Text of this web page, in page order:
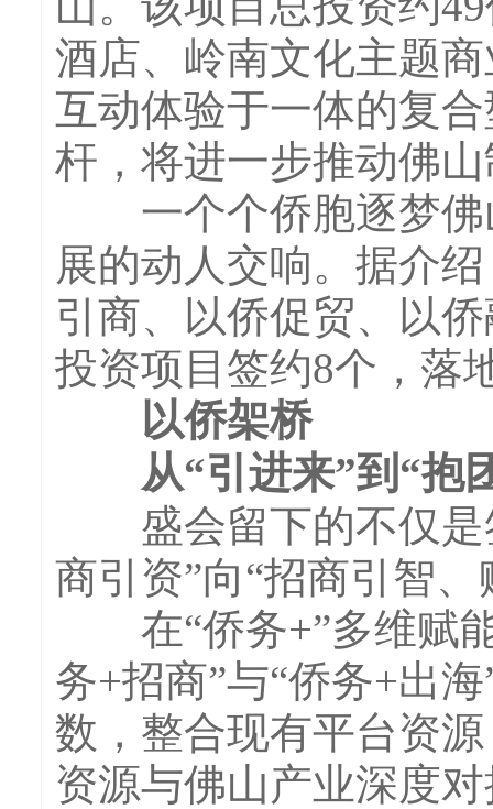
酒店、岭南文化主题
互动体验于一体的复
杆，将进一步推动佛
一个个侨胞逐梦佛
展的动人交响。据介
引商、以侨促贸、以
投资项目签约8个，落
以侨架桥
从“引进来”到“抱
盛会留下的不仅是
商引资”向“招商引智
在“侨务+”多维赋能
务+招商”与“侨务+出
数，整合现有平台资
资源与佛山产业深度